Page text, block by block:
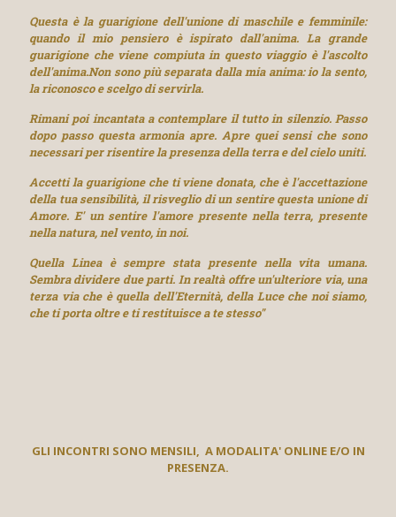
Questa è la guarigione dell'unione di maschile e femminile:
quando il mio pensiero è ispirato dall'anima. La grande
guarigione che viene compiuta in questo viaggio è l'ascolto
dell'anima.Non sono più separata dalla mia anima: io la sento,
la riconosco e scelgo di servirla.
Rimani poi incantata a contemplare il tutto in silenzio. Passo
dopo passo questa armonia apre. Apre quei sensi che sono
necessari per risentire la presenza della terra e del cielo uniti.
Accetti la guarigione che ti viene donata, che è l'accettazione
della tua sensibilità, il risveglio di un sentire questa unione di
Amore. E' un sentire l'amore presente nella terra, presente
nella natura, nel vento, in noi.
Quella Linea è sempre stata presente nella vita umana.
Sembra dividere due parti. In realtà offre un'ulteriore via, una
terza via che è quella dell'Eternità, della Luce che noi siamo,
che ti porta oltre e ti restituisce a te stesso"
GLI INCONTRI SONO MENSILI, A MODALITA' ONLINE E/O IN
PRESENZA.